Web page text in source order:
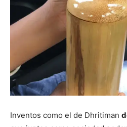
Inventos como el de Dhritiman